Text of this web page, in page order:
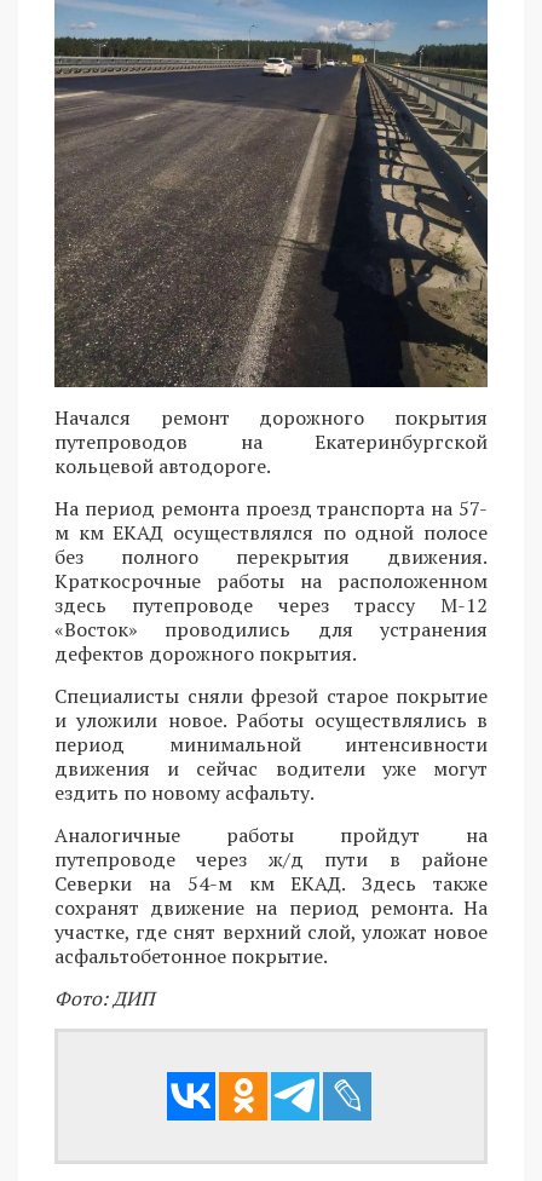
Начался ремонт дорожного покрытия
путепроводов на Екатеринбургской
кольцевой автодороге.
На период ремонта проезд транспорта на 57-
м км ЕКАД осуществлялся по одной полосе
без полного перекрытия движения.
Краткосрочные работы на расположенном
здесь путепроводе через трассу М-12
«Восток» проводились для устранения
дефектов дорожного покрытия.
Специалисты сняли фрезой старое покрытие
и уложили новое. Работы осуществлялись в
период минимальной интенсивности
движения и сейчас водители уже могут
ездить по новому асфальту.
Аналогичные работы пройдут на
путепроводе через ж/д пути в районе
Северки на 54-м км ЕКАД. Здесь также
сохранят движение на период ремонта. На
участке, где снят верхний слой, уложат новое
асфальтобетонное покрытие.
Фото: ДИП